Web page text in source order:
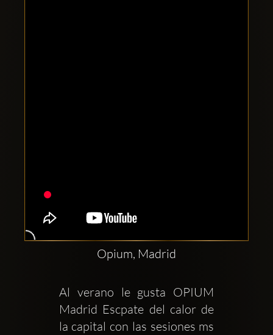
Opium, Madrid
Al verano le gusta OPIUM
Madrid Escpate del calor de
la capital con las sesiones ms